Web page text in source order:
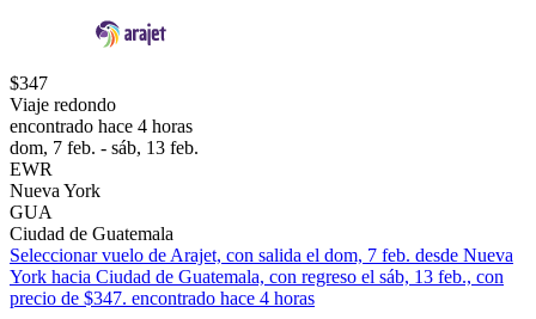
$347
Viaje redondo
encontrado hace 4 horas
dom, 7 feb. - sáb, 13 feb.
EWR
Nueva York
GUA
Ciudad de Guatemala
Seleccionar vuelo de Arajet, con salida el dom, 7 feb. desde Nueva
York hacia Ciudad de Guatemala, con regreso el sáb, 13 feb., con
precio de $347. encontrado hace 4 horas